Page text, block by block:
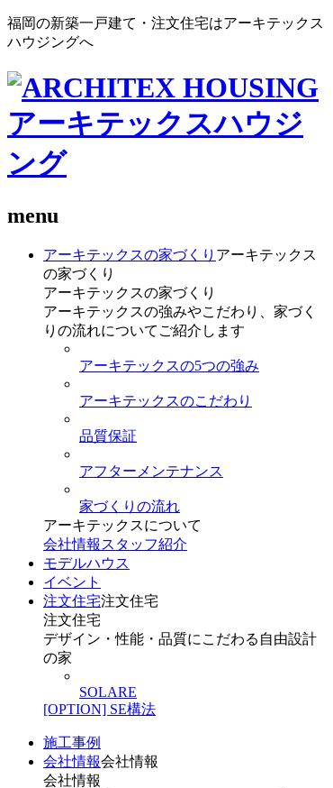
福岡の新築一戸建て・注文住宅はアーキテックス
ハウジングへ
menu
アーキテックスの家づくり アーキテックス
の家づくり
アーキテックスの家づくり
アーキテックスの強みやこだわり、家づく
りの流れについてご紹介します
アーキテックスの5つの強み
アーキテックスのこだわり
品質保証
アフターメンテナンス
家づくりの流れ
アーキテックスについて
会社情報 スタッフ紹介
モデルハウス
イベント
注文住宅注文住宅
注文住宅
デザイン・性能・品質にこだわる自由設計
の家
SOLARE
[OPTION] SE構法
施工事例
会社情報会社情報
会社情報